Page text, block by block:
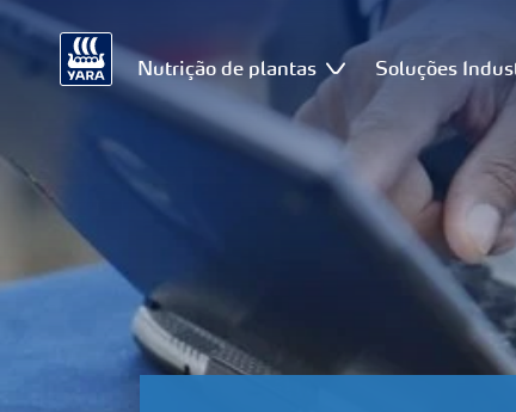
Nutrição de plantas Soluções